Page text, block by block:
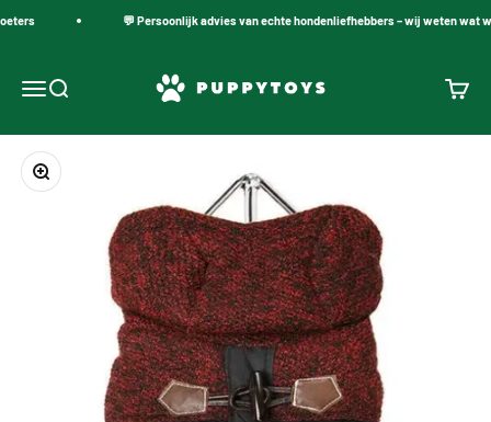
💬 Persoonlijk advies van echte hondenliefhebbers – wij weten wat
Navigatiemenu openen
Zoeken openen
PuppyToys.nl
In-/uitzoomen